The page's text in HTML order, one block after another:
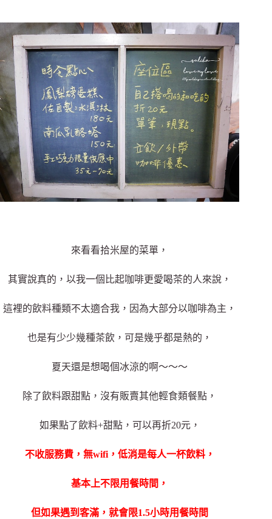
來看看拾米屋的菜單，
其實說真的，以我一個比起咖啡更愛喝茶的人來說，
這裡的飲料種類不太適合我，因為大部分以咖啡為主，
也是有少少幾種茶飲，可是幾乎都是熱的，
夏天還是想喝個冰涼的啊～～～
除了飲料跟甜點，沒有販賣其他輕食類餐點，
如果點了飲料+甜點，可以再折20元，
不收服務費，無wifi，低消是每人一杯飲料，
基本上不限用餐時間，
但如果遇到客滿，就會限1.5小時用餐時間